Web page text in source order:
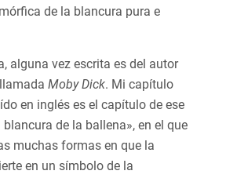
de la blancura pura e
alguna vez escrita es del autor
Moby Dick. Mi capítulo
en inglés es el capítulo de ese
de la ballena», en el que
muchas formas en que la
en un símbolo de la